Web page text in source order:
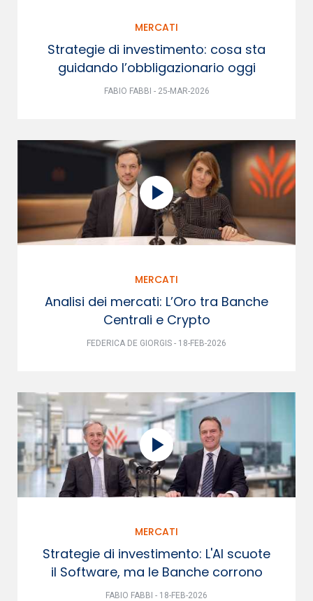
MERCATI
Strategie di investimento: cosa sta
guidando l’obbligazionario oggi
FABIO FABBI - 25-MAR-2026
MERCATI
Analisi dei mercati: L’Oro tra Banche
Centrali e Crypto
FEDERICA DE GIORGIS - 18-FEB-2026
MERCATI
Strategie di investimento: L'AI scuote
il Software, ma le Banche corrono
FABIO FABBI - 18-FEB-2026